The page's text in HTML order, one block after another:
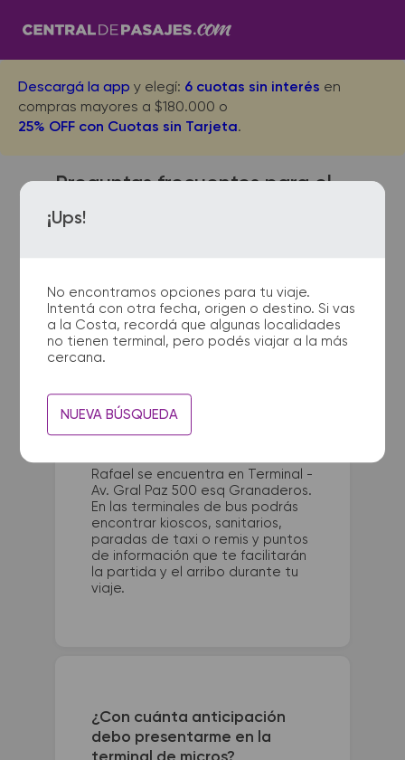
Descargá la app y elegí: 6 cuotas sin interés en
compras mayores a $180.000 o
25% OFF con Cuotas sin Tarjeta.
¡Ups!
No encontramos opciones para tu viaje.
Intentá con otra fecha, origen o destino. Si vas
a la Costa, recordá que algunas localidades
no tienen terminal, pero podés viajar a la más
cercana.
NUEVA BÚSQUEDA
Preguntas frecuentes para el
viaje desde Bahia Blanca a
San Rafael
¿Dónde quedan las
terminales de micro de Bahia
Blanca a San Rafael?
La terminal de ómnibus de Bahia
Rafael se encuentra en Terminal -
Av. Gral Paz 500 esq Granaderos.
En las terminales de bus podrás
encontrar kioscos, sanitarios,
paradas de taxi o remis y puntos
de información que te facilitarán
la partida y el arribo durante tu
viaje.
¿Con cuánta anticipación
debo presentarme en la